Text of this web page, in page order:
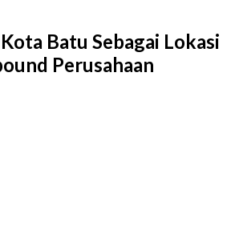
Batu Sebagai Lokasi
Perusahaan